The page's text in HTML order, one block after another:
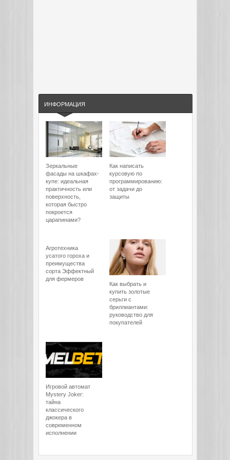
ИНФОРМАЦИЯ
Зеркальные
фасады на шкафах-
купе: идеальная
практичность или
поверхность,
которая быстро
покроется
царапинами?
Как написать
курсовую по
программированию:
от задачи до
защиты
Агротехника
усатого гороха и
преимущества
сорта Эффектный
для фермеров
Как выбрать и
купить золотые
серьги с
бриллиантами:
руководство для
покупателей
Игровой автомат
Mystery Joker:
тайна
классического
джокера в
современном
исполнении